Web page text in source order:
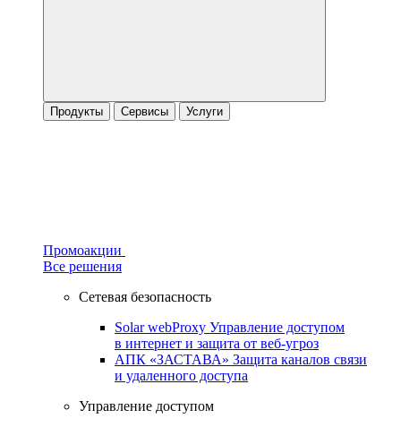
Продукты Сервисы Услуги
Промоакции
Все решения
Сетевая безопасность
Solar webProxy Управление доступом
в интернет и защита от веб-угроз
АПК «ЗАСТАВА» Защита каналов связи
и удаленного доступа
Управление доступом